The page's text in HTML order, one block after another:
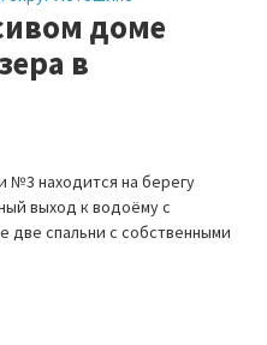
доме
в
находится на берегу
выход к водоёму с
спальни с собственными